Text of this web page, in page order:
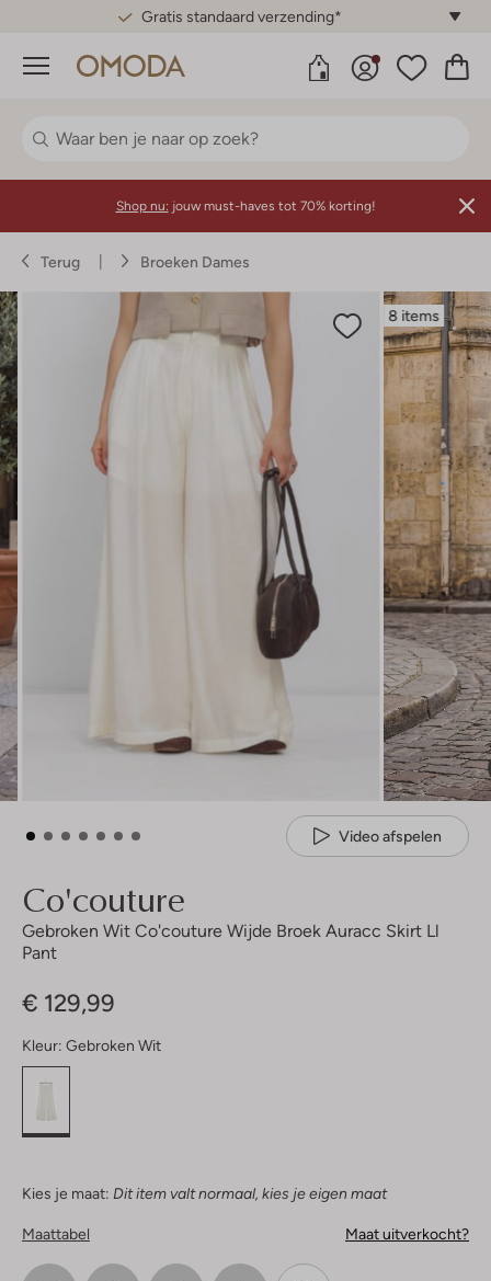
Gratis standaard verzending*
Menu
Shop nu: jouw must-haves tot 70% korting!
Terug Broeken Dames
8 items
Video afspelen
Co'couture
Gebroken Wit Co'couture Wijde Broek Auracc Skirt Ll
Pant
€ 129,99
Kleur: Gebroken Wit
Kies je maat: Dit item valt normaal, kies je eigen maat
Maattabel Maat uitverkocht?